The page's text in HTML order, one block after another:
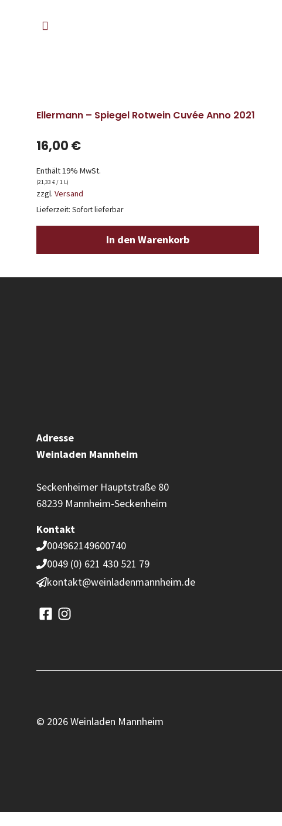
Ellermann – Spiegel Rotwein Cuvée Anno 2021
16,00 €
Enthält 19% MwSt.
(21,33 €/ 1 L)
zzgl. Versand
Lieferzeit: Sofort lieferbar
In den Warenkorb
Adresse
Weinladen Mannheim
Seckenheimer Hauptstraße 80
68239 Mannheim-Seckenheim
Kontakt
004962149600740
0049 (0) 621 430 521 79
kontakt@weinladenmannheim.de
© 2026 Weinladen Mannheim